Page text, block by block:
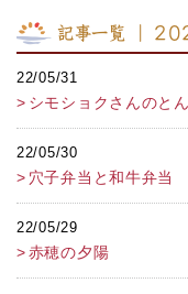
記事一覧 ｜
22/05/31
シモショクさんのと
22/05/30
穴子弁当と和牛弁当
22/05/29
赤穂の夕陽